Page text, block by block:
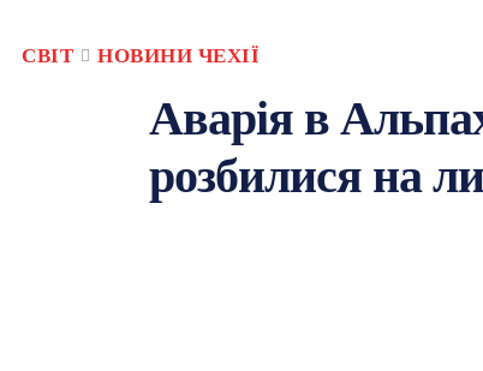
СВІТ НОВИНИ ЧЕХІЇ
Аварія в
розбилися на